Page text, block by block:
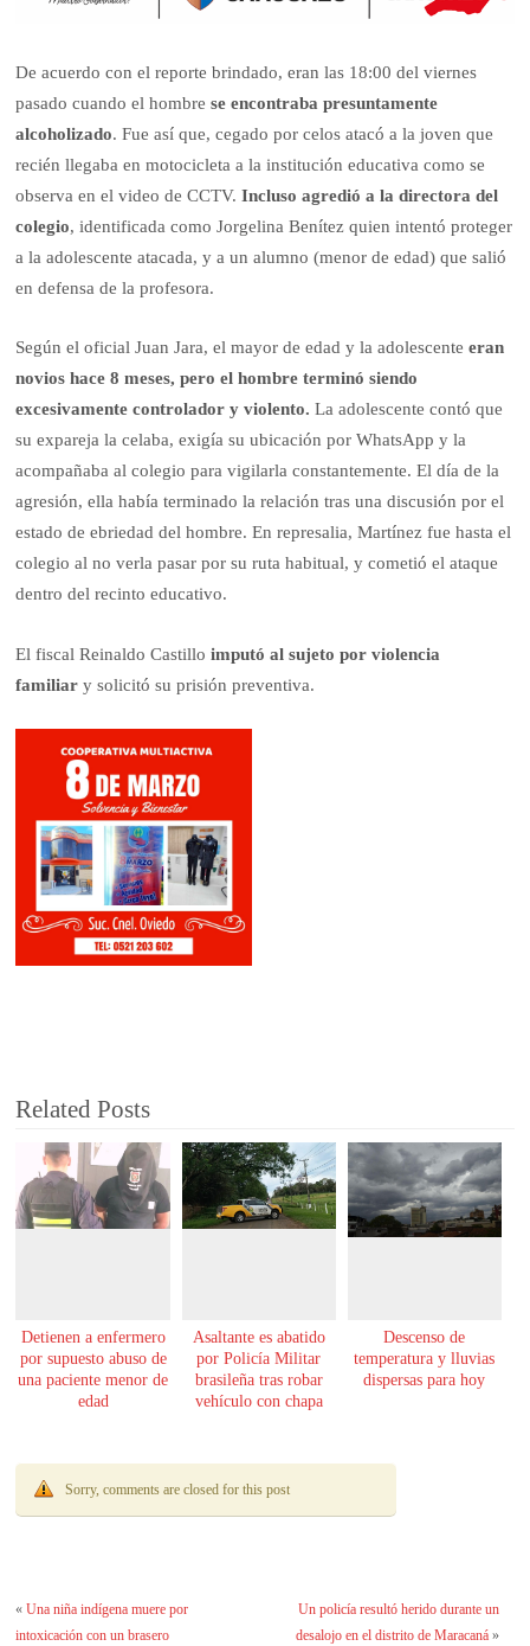
De acuerdo con el reporte brindado, eran las 18:00 del viernes
pasado cuando el hombrese encontraba presuntamente
alcoholizado. Fue así que, cegado por celos atacó a la joven que
recién llegaba en motocicleta a la institución educativa como se
observa en el video de CCTV.Incluso agredió a la directora del
colegio, identificada como Jorgelina Benítez quien intentó proteger
a la adolescente atacada, y a un alumno (menor de edad) que salió
en defensa de la profesora.
Según el oficial Juan Jara, el mayor de edad y la adolescenteeran
novios hace 8 meses, pero el hombre terminó siendo
excesivamente controlador y violento.La adolescente contó que
su expareja la celaba, exigía su ubicación por WhatsApp y la
acompañaba al colegio para vigilarla constantemente. El día de la
agresión, ella había terminado la relación tras una discusión por el
estado de ebriedad del hombre. En represalia, Martínez fue hasta el
colegio al no verla pasar por su ruta habitual, y cometió el ataque
dentro del recinto educativo.
El fiscal Reinaldo Castilloimputó al sujeto por violencia
familiary solicitó su prisión preventiva.
Related Posts
Detienen a enfermero
por supuesto abuso de
una paciente menor de
edad
Asaltante es abatido
por Policía Militar
brasileña tras robar
vehículo con chapa
Descenso de
temperatura y lluvias
dispersas para hoy
Sorry, comments are closed for this post
«Una niña indígena muere por
intoxicación con un brasero
Un policía resultó herido durante un
desalojo en el distrito de Maracaná»